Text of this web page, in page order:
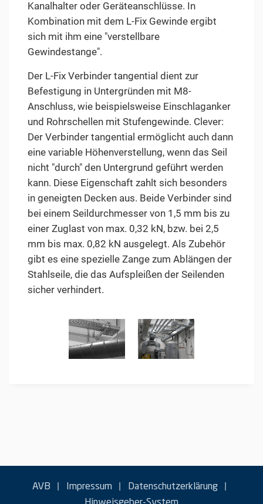
Kanalhalter oder Geräteanschlüsse. In
Kombination mit dem L-Fix Gewinde ergibt
sich mit ihm eine "verstellbare
Gewindestange".
Der L-Fix Verbinder tangential dient zur
Befestigung in Untergründen mit M8-
Anschluss, wie beispielsweise Einschlaganker
und Rohrschellen mit Stufengewinde. Clever:
Der Verbinder tangential ermöglicht auch dann
eine variable Höhenverstellung, wenn das Seil
nicht "durch" den Untergrund geführt werden
kann. Diese Eigenschaft zahlt sich besonders
in geneigten Decken aus. Beide Verbinder sind
bei einem Seildurchmesser von 1,5 mm bis zu
einer Zuglast von max. 0,32 kN, bzw. bei 2,5
mm bis max. 0,82 kN ausgelegt. Als Zubehör
gibt es eine spezielle Zange zum Ablängen der
Stahlseile, die das Aufspleißen der Seilenden
sicher verhindert.
AVB | Impressum | Datenschutzerklärung |